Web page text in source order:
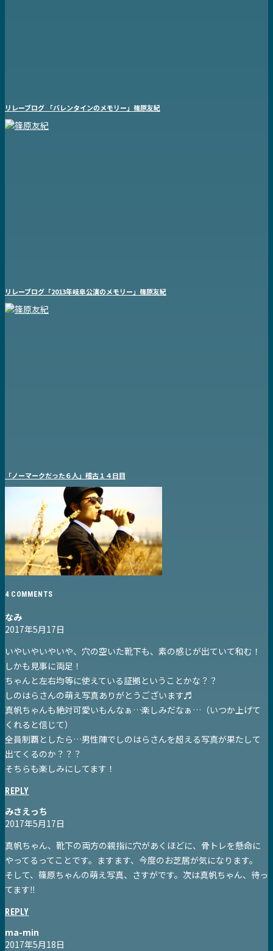
リレーブログ 「バレンタインのメモリー」篠原友紀
リレーブログ「2013年岐阜公演のメモリー」篠原友紀
「ノーマークだった６人」稽古１４日目
4 COMMENTS
なみ
2017年5月17日
いやいやいやいや、穴の空いた靴下も、素の感じが出ていて和む！
しかも見事に両足！
ちゃんと左右均等に使えている証拠ということかな？？
しのはらさんの萌え写真ありがとうございます♬
真帆ちゃんも絶対可愛いもんなぁ…楽しみだなぁ…（いつか上げて
くれると信じて）
全員制覇としたら…男性陣でしのはらさんを超える写真が果たして
出てくるのか？？？
そちらも楽しみにしてます！
REPLY
みさえっち
2017年5月17日
真帆ちゃん、靴下の両方の親指に穴があくほどに、骨トレを懸命に
やってるってことです。ますます、今度のお芝居が気になります。
そして、篠原ちゃんの萌え写真、さすがです。次は真帆ちゃん、待っ
てます‼︎
REPLY
ma-min
2017年5月18日